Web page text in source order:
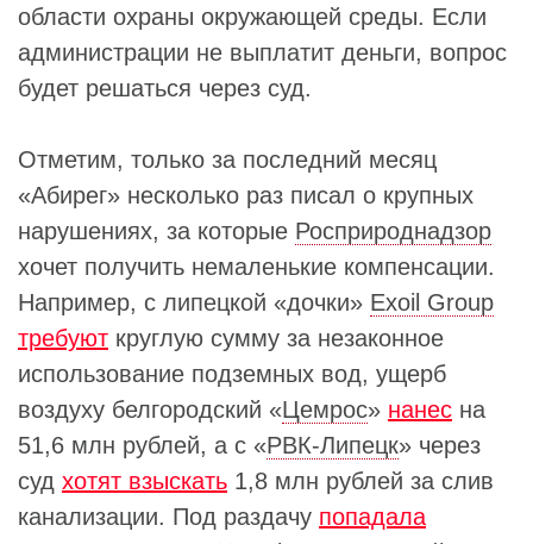
области охраны окружающей среды. Если
администрации не выплатит деньги, вопрос
будет решаться через суд.
Отметим, только за последний месяц
«Абирег» несколько раз писал о крупных
нарушениях, за которые Росприроднадзор
хочет получить немаленькие компенсации.
Например, с липецкой «дочки» Exoil Group
требуют круглую сумму за незаконное
использование подземных вод, ущерб
воздуху белгородский «Цемрос» нанес на
51,6 млн рублей, а с «РВК-Липецк» через
суд хотят взыскать 1,8 млн рублей за слив
канализации. Под раздачу попадала